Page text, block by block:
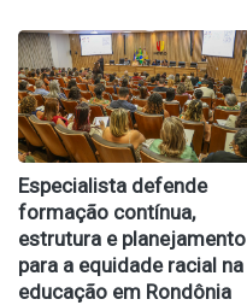
Especialista defende
formação contínua,
estrutura e planejamento
para a equidade racial na
educação em Rondônia